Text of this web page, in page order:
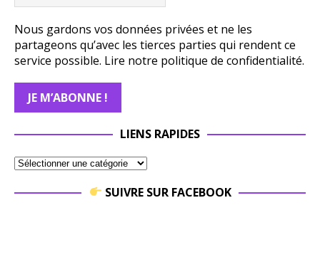
Nous gardons vos données privées et ne les
partageons qu’avec les tierces parties qui rendent ce
service possible. Lire notre politique de confidentialité.
LIENS RAPIDES
SUIVRE SUR FACEBOOK